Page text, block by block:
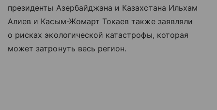
президенты Азербайджана и Казахстана Ильхам
Алиев и Касым-Жомарт Токаев также заявляли
о рисках экологической катастрофы, которая
может затронуть весь регион.